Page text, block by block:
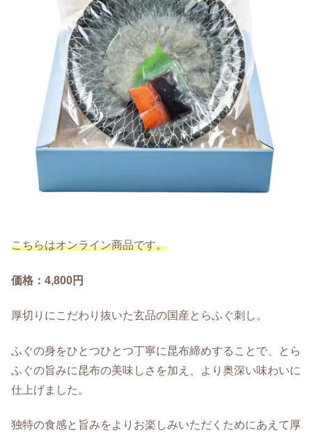
こちらはオンライン商品です。
価格：4,800円
厚切りにこだわり抜いた玄品の国産とらふぐ刺し。
ふぐの身をひとつひとつ丁寧に昆布締めすることで、とら
ふぐの旨みに昆布の美味しさを加え、より奥深い味わいに
仕上げました。
独特の食感と旨みをよりお楽しみいただくためにあえて厚